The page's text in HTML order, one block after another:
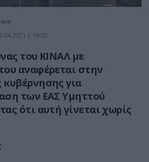
| 16:50
του ΚΙΝΑΛ με
αναφέρεται στην
για
των ΕΑΣ Υμηττού
ότι αυτή γίνεται χωρίς